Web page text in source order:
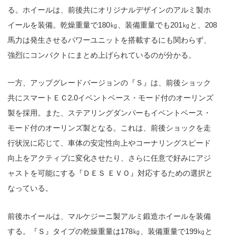
る。ホイールは、前後共にオリジナルデザインのアルミ製ホ
イールを装備。乾燥重量で180㎏、装備重量でも201㎏と、208
馬力は発生させるパワーユニットを搭載するにも関わらず、
強烈にコンパクトにまとめ上げられているのが分かる。
一方、アップグレードバージョンの『Ｓ』は、前後ショック
共にスマートＥＣ2.0イベントベース・モード付のオーリンズ
製を採用。また、ステアリングダンパーもイベントベース・
モード付のオーリンズ製となる。これは、前後ショックを走
行状況に応じて、車体の安定性向上やコーナリングスピード
向上をアクティブに変化させたり、さらに任意で好みにアジ
ャストを可能にする『ＤＥＳ ＥＶＯ』対応するための選択と
なっている。
前後ホイールは、マルケジーニ製アルミ鍛造ホイールを装備
する。『Ｓ』タイプの乾燥重量は178㎏、装備重量で199㎏と